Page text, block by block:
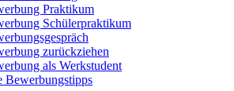
Praktikum
Schülerpraktikum
zurückziehen
als Werkstudent
Bewerbungstipps